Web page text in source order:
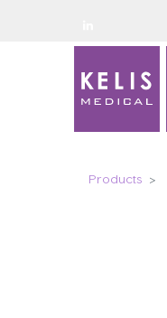
Products